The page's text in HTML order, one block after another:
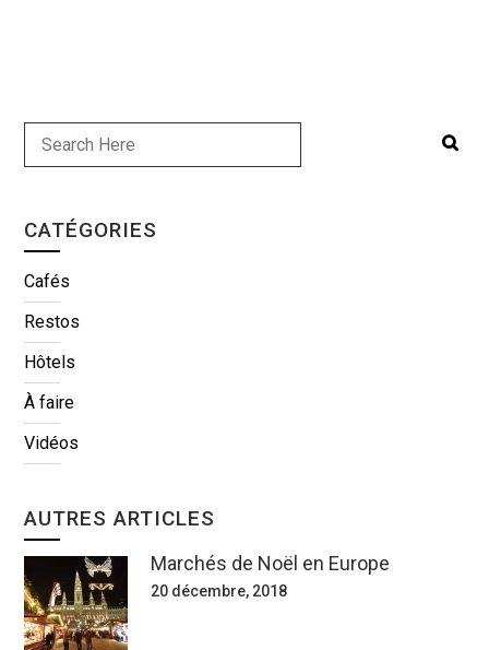
CATÉGORIES
Cafés
Restos
Hôtels
À faire
Vidéos
AUTRES ARTICLES
Marchés de Noël en Europe
20 décembre, 2018